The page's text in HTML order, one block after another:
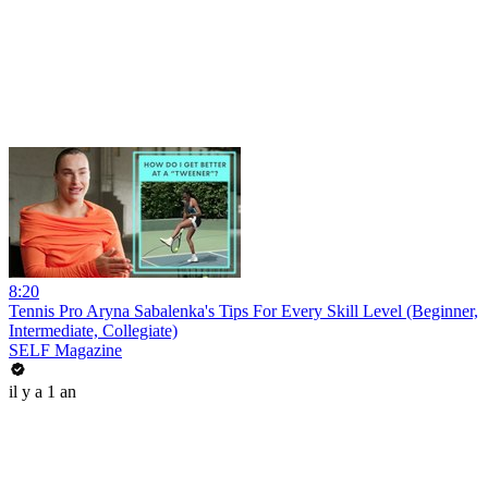
8:20
Tennis Pro Aryna Sabalenka's Tips For Every Skill Level (Beginner,
Intermediate, Collegiate)
SELF Magazine
il y a 1 an